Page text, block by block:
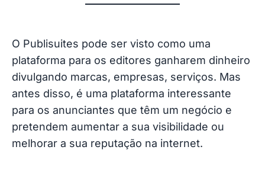
O Publisuites pode ser visto como uma
plataforma para os editores ganharem dinheiro
divulgando marcas, empresas, serviços. Mas
antes disso, é uma plataforma interessante
para os anunciantes que têm um negócio e
pretendem aumentar a sua visibilidade ou
melhorar a sua reputação na internet.